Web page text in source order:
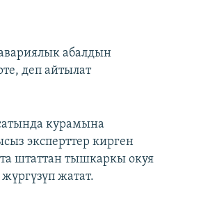
абалдын
деп айтылат
курамына
эксперттер кирген
штаттан тышкаркы окуя
жатат.